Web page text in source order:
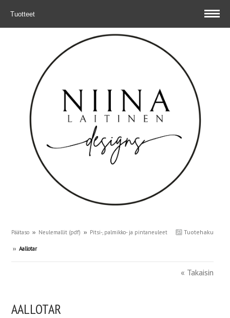
Tuotteet
Tuotehaku
Päätaso ›› Neulemallit (pdf) ›› Pitsi-, palmikko- ja pintaneuleet
›› Aallotar
« Takaisin
AALLOTAR